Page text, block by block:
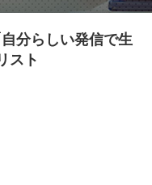
分らしい発信で生
スト